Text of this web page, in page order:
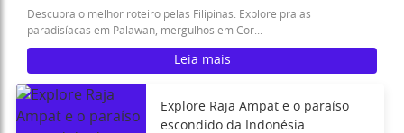
Descubra o melhor roteiro pelas Filipinas. Explore praias
paradisíacas em Palawan, mergulhos em Cor...
Leia mais
Explore Raja Ampat e o paraíso
escondido da Indonésia